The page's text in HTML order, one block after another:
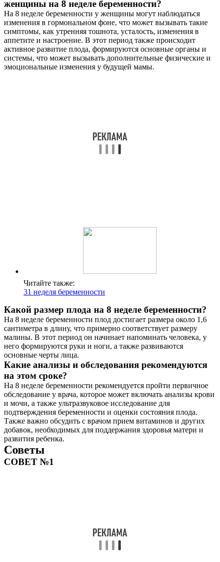
женщины на 8 неделе беременности?
На 8 неделе беременности у женщины могут наблюдаться
изменения в гормональном фоне, что может вызывать такие
симптомы, как утренняя тошнота, усталость, изменения в
аппетите и настроение. В этот период также происходит
активное развитие плода, формируются основные органы и
системы, что может вызывать дополнительные физические и
эмоциональные изменения у будущей мамы.
Читайте также:
31 неделя беременности
Какой размер плода на 8 неделе беременности?
На 8 неделе беременности плод достигает размера около 1,6
сантиметра в длину, что примерно соответствует размеру
малины. В этот период он начинает напоминать человека, у
него формируются руки и ноги, а также развиваются
основные черты лица.
Какие анализы и обследования рекомендуются
на этом сроке?
На 8 неделе беременности рекомендуется пройти первичное
обследование у врача, которое может включать анализы крови
и мочи, а также ультразвуковое исследование для
подтверждения беременности и оценки состояния плода.
Также важно обсудить с врачом прием витаминов и других
добавок, необходимых для поддержания здоровья матери и
развития ребенка.
Советы
СОВЕТ №1